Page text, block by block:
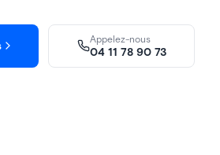
Appelez-nous
04 11 78 90 73